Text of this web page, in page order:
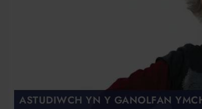
ASTUDIWCH YN Y GANOLFAN